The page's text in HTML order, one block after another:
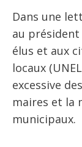
Dans une
au président
élus et aux
locaux
excessive
maires et la
municipaux.